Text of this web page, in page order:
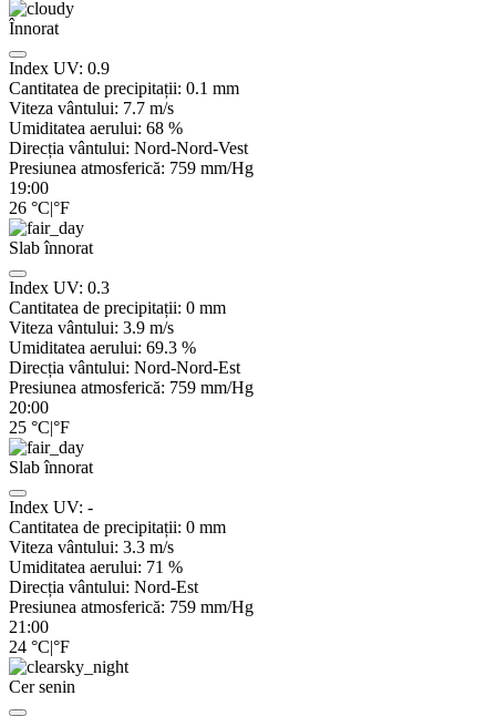
Înnorat
Index UV: 0.9
Cantitatea de precipitații: 0.1 mm
Viteza vântului: 7.7 m/s
Umiditatea aerului: 68 %
Direcția vântului: Nord-Nord-Vest
Presiunea atmosferică: 759 mm/Hg
19:00
26 °C|°F
Slab înnorat
Index UV: 0.3
Cantitatea de precipitații: 0 mm
Viteza vântului: 3.9 m/s
Umiditatea aerului: 69.3 %
Direcția vântului: Nord-Nord-Est
Presiunea atmosferică: 759 mm/Hg
20:00
25 °C|°F
Slab înnorat
Index UV: -
Cantitatea de precipitații: 0 mm
Viteza vântului: 3.3 m/s
Umiditatea aerului: 71 %
Direcția vântului: Nord-Est
Presiunea atmosferică: 759 mm/Hg
21:00
24 °C|°F
Cer senin